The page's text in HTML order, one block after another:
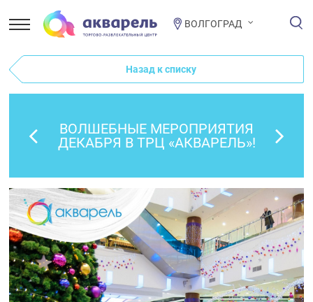
ВОЛГОГРАД
Назад к списку
ВОЛШЕБНЫЕ МЕРОПРИЯТИЯ
ДЕКАБРЯ В ТРЦ «АКВАРЕЛЬ»!